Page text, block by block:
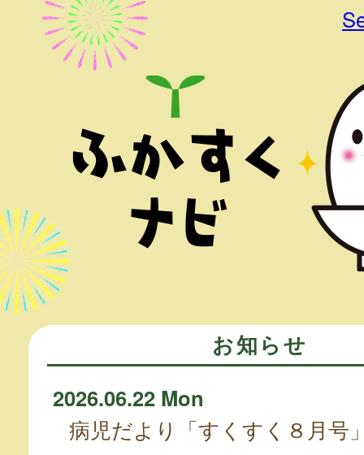
お知らせ
2026.06.22 Mon
病児だより「すくすく８月号